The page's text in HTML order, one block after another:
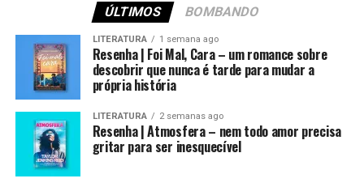
ÚLTIMOS BOMBANDO
LITERATURA 1 semana ago
Resenha | Foi Mal, Cara – um romance sobre
descobrir que nunca é tarde para mudar a
própria história
LITERATURA 2 semanas ago
Resenha | Atmosfera – nem todo amor precisa
gritar para ser inesquecível